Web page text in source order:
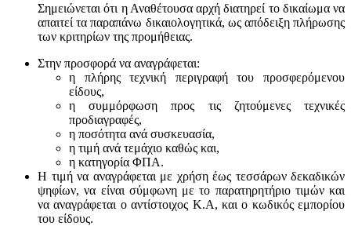
Σημειώνεται ότι η Αναθέτουσα αρχή διατηρεί το δικαίωμα να
απαιτεί τα παραπάνω δικαιολογητικά, ως απόδειξη πλήρωσης
των κριτηρίων της προμήθειας.
Στην προσφορά να αναγράφεται:
η πλήρης τεχνική περιγραφή του προσφερόμενου
είδους,
η συμμόρφωση προς τις ζητούμενες τεχνικές
προδιαγραφές,
η ποσότητα ανά συσκευασία,
η τιμή ανά τεμάχιο καθώς και,
η κατηγορία ΦΠΑ.
Η τιμή να αναγράφεται με χρήση έως τεσσάρων δεκαδικών
ψηφίων, να είναι σύμφωνη με το παρατηρητήριο τιμών και
να αναγράφεται ο αντίστοιχος Κ.Α, και ο κωδικός εμπορίου
του είδους.